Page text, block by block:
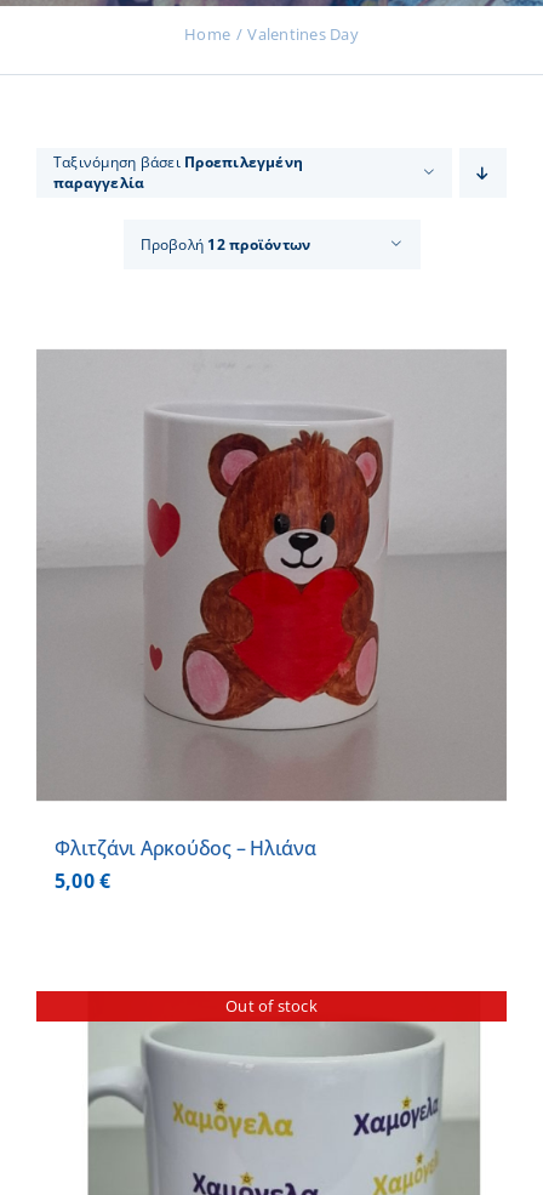
Νέα
Home Valentines Day
Ταξινόμηση βάσει Προεπιλεγμένη
παραγγελία
Προβολή 12 προϊόντων
Φλιτζάνι Αρκούδος – Ηλιάνα
5,00€
Out of stock